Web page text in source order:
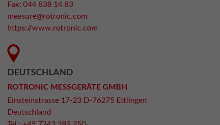
Fax: 044 838 14 83
measure@rotronic.com
https://www.rotronic.com
DEUTSCHLAND
ROTRONIC MESSGERÄTE GMBH
Einsteinstrasse 17-23 D-76275 Ettlingen
Deutschland